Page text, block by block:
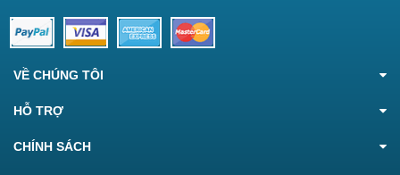
VỀ CHÚNG TÔI
HỖ TRỢ
CHÍNH SÁCH